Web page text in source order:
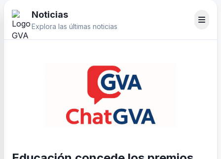
Noticias
Explora las últimas noticias